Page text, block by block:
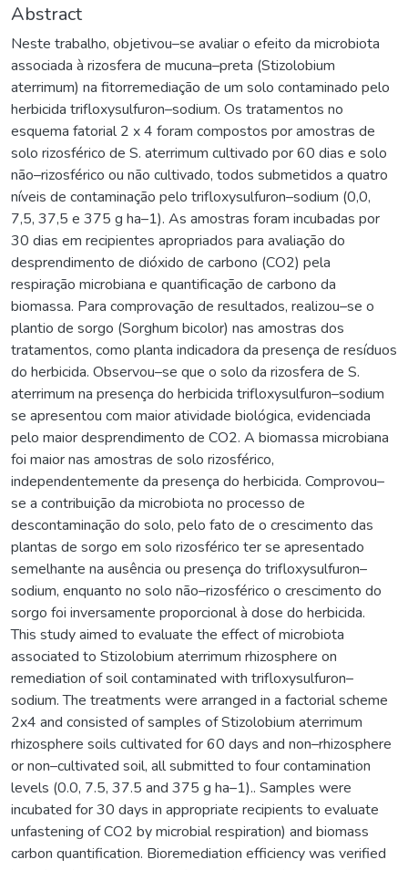
Abstract
Neste trabalho, objetivou–se avaliar o efeito da microbiota
associada à rizosfera de mucuna–preta (Stizolobium
aterrimum) na fitorremediação de um solo contaminado pelo
herbicida trifloxysulfuron–sodium. Os tratamentos no
esquema fatorial 2 x 4 foram compostos por amostras de
solo rizosférico de S. aterrimum cultivado por 60 dias e solo
não–rizosférico ou não cultivado, todos submetidos a quatro
níveis de contaminação pelo trifloxysulfuron–sodium (0,0,
7,5, 37,5 e 375 g ha–1). As amostras foram incubadas por
30 dias em recipientes apropriados para avaliação do
desprendimento de dióxido de carbono (CO2) pela
respiração microbiana e quantificação de carbono da
biomassa. Para comprovação de resultados, realizou–se o
plantio de sorgo (Sorghum bicolor) nas amostras dos
tratamentos, como planta indicadora da presença de resíduos
do herbicida. Observou–se que o solo da rizosfera de S.
aterrimum na presença do herbicida trifloxysulfuron–sodium
se apresentou com maior atividade biológica, evidenciada
pelo maior desprendimento de CO2. A biomassa microbiana
foi maior nas amostras de solo rizosférico,
independentemente da presença do herbicida. Comprovou–
se a contribuição da microbiota no processo de
descontaminação do solo, pelo fato de o crescimento das
plantas de sorgo em solo rizosférico ter se apresentado
semelhante na ausência ou presença do trifloxysulfuron–
sodium, enquanto no solo não–rizosférico o crescimento do
sorgo foi inversamente proporcional à dose do herbicida.
This study aimed to evaluate the effect of microbiota
associated to Stizolobium aterrimum rhizosphere on
remediation of soil contaminated with trifloxysulfuron–
sodium. The treatments were arranged in a factorial scheme
2x4 and consisted of samples of Stizolobium aterrimum
rhizosphere soils cultivated for 60 days and non–rhizosphere
or non–cultivated soil, all submitted to four contamination
levels (0.0, 7.5, 37.5 and 375 g ha–1).. Samples were
incubated for 30 days in appropriate recipients to evaluate
unfastening of CO2 by microbial respiration) and biomass
carbon quantification. Bioremediation efficiency was verified